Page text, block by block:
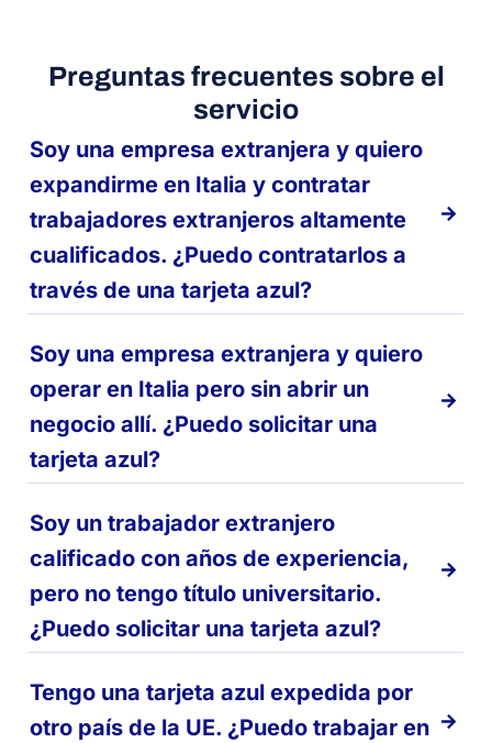
Preguntas frecuentes sobre el
servicio
Soy una empresa extranjera y quiero
expandirme en Italia y contratar
trabajadores extranjeros altamente
cualificados. ¿Puedo contratarlos a
través de una tarjeta azul?
Soy una empresa extranjera y quiero
operar en Italia pero sin abrir un
negocio allí. ¿Puedo solicitar una
tarjeta azul?
Soy un trabajador extranjero
calificado con años de experiencia,
pero no tengo título universitario.
¿Puedo solicitar una tarjeta azul?
Tengo una tarjeta azul expedida por
otro país de la UE. ¿Puedo trabajar en